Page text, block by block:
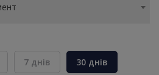
7 днів 30 днів